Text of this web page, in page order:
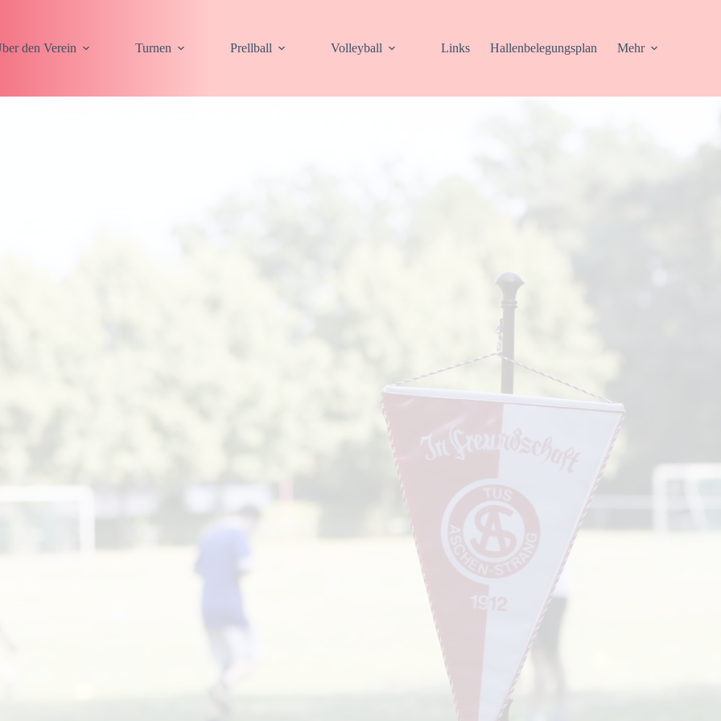
den Verein Turnen Prellball Volleyball Links Hallenbelegungsplan Mehr